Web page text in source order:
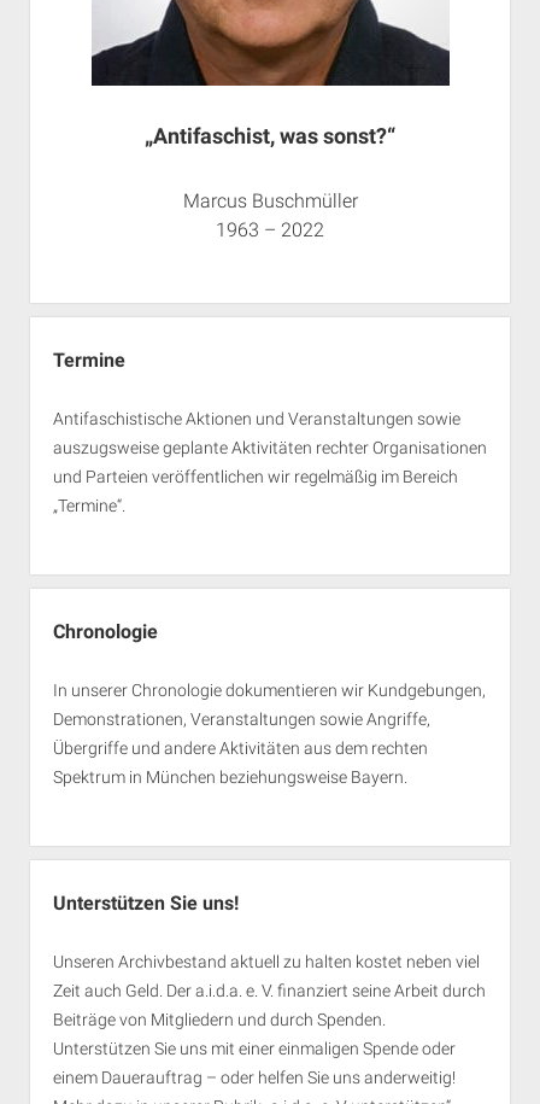
„Antifaschist, was sonst?“
Marcus Buschmüller
1963 – 2022
Termine
Antifaschistische Aktionen und Veranstaltungen sowie
auszugsweise geplante Aktivitäten rechter Organisationen
und Parteien veröffentlichen wir regelmäßig im Bereich
„Termine“.
Chronologie
In unserer Chronologie dokumentieren wir Kundgebungen,
Demonstrationen, Veranstaltungen sowie Angriffe,
Übergriffe und andere Aktivitäten aus dem rechten
Spektrum in München beziehungsweise Bayern.
Unterstützen Sie uns!
Unseren Archivbestand aktuell zu halten kostet neben viel
Zeit auch Geld. Der a.i.d.a. e. V. finanziert seine Arbeit durch
Beiträge von Mitgliedern und durch Spenden.
Unterstützen Sie uns mit einer einmaligen Spende oder
einem Dauerauftrag – oder helfen Sie uns anderweitig!